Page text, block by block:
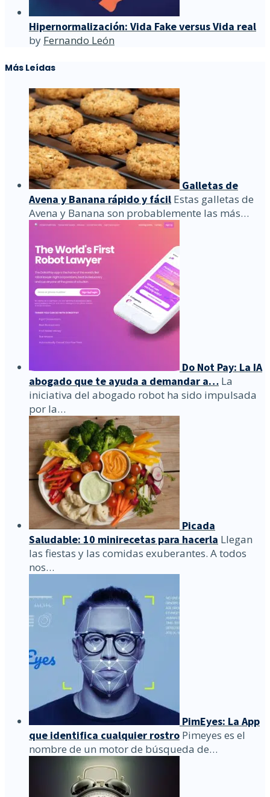
Hipernormalización: Vida Fake versus Vida real
by Fernando León
Más Leídas
Galletas de
Avena y Banana rápido y fácil Estas galletas de
Avena y Banana son probablemente las más…
Do Not Pay: La IA
abogado que te ayuda a demandar a… La
iniciativa del abogado robot ha sido impulsada
por la…
Picada
Saludable: 10 minirecetas para hacerla Llegan
las fiestas y las comidas exuberantes. A todos
nos…
PimEyes: La App
que identifica cualquier rostro Pimeyes es el
nombre de un motor de búsqueda de…